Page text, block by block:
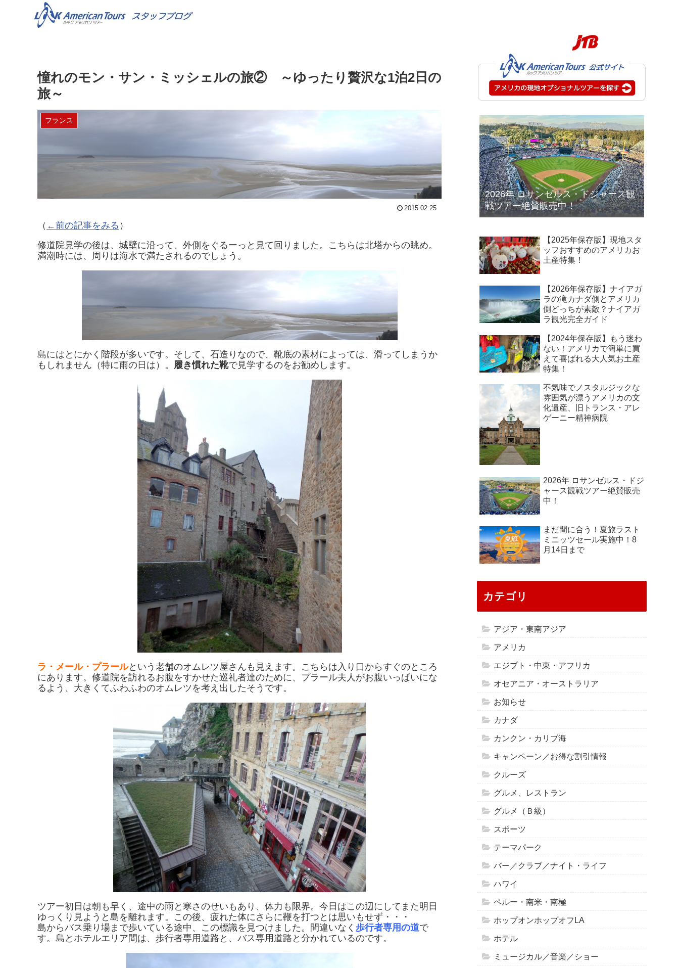
憧れのモン・サン・ミッシェルの旅② ～ゆったり贅沢な1泊2日の
旅～
フランス
2015.02.25
（ ←前の記事をみる ）
修道院見学の後は、城壁に沿って、外側をぐるーっと見て回りました。こちらは北塔からの眺め。
満潮時には、周りは海水で満たされるのでしょう。
島にはとにかく階段が多いです。そして、石造りなので、靴底の素材によっては、滑ってしまうか
もしれません（特に雨の日は）。 履き慣れた靴で見学するのをお勧めします。
ラ・メール・プラールという老舗のオムレツ屋さんも見えます。こちらは入り口からすぐのところ
にあります。修道院を訪れるお腹をすかせた巡礼者達のために、プラール夫人がお腹いっぱいにな
るよう、大きくてふわふわのオムレツを考え出したそうです。
ツアー初日は朝も早く、途中の雨と寒さのせいもあり、体力も限界。今日はこの辺にしてまた明日
ゆっくり見ようと島を離れます。この後、疲れた体にさらに鞭を打つとは思いもせず・・・
島からバス乗り場まで歩いている途中、この標識を見つけました。間違いなく 歩行者専用の道で
す。島とホテルエリア間は、歩行者専用道路と、バス専用道路と分かれているのです。
2026年 ロサンゼルス・ドジャース観
戦ツアー絶賛販売中！
【2025年保存版】現地スタ
ッフおすすめのアメリカお
土産特集！
【2026年保存版】ナイアガ
ラの滝カナダ側とアメリカ
側どっちが素敵？ナイアガ
ラ観光完全ガイド
【2024年保存版】もう迷わ
ない！アメリカで簡単に買
えて喜ばれる大人気お土産
特集！
不気味でノスタルジックな
雰囲気が漂うアメリカの文
化遺産、旧トランス・アレ
ゲーニー精神病院
2026年 ロサンゼルス・ドジ
ャース観戦ツアー絶賛販売
中！
まだ間に合う！夏旅ラスト
ミニッツセール実施中！8
月14日まで
カテゴリ
アジア・東南アジア
アメリカ
エジプト・中東・アフリカ
オセアニア・オーストラリア
お知らせ
カナダ
カンクン・カリブ海
キャンペーン／お得な割引情報
クルーズ
グルメ、レストラン
グルメ（Ｂ級）
スポーツ
テーマパーク
バー／クラブ／ナイト・ライフ
ハワイ
ペルー・南米・南極
ホップオンホップオフLA
ホテル
ミュージカル／音楽／ショー